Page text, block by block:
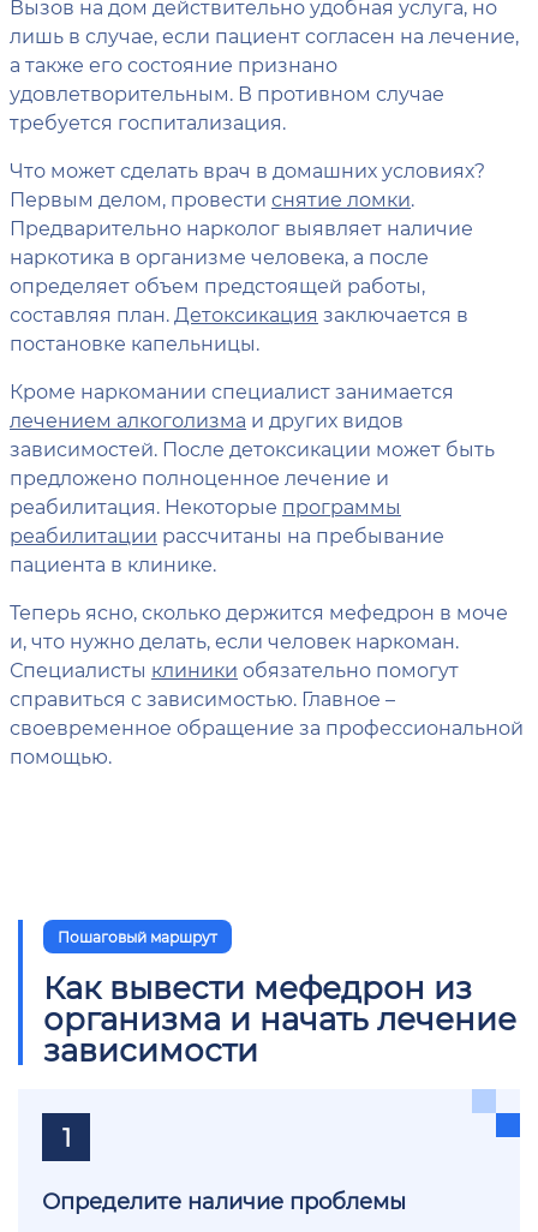
Вызов на дом действительно удобная услуга, но
лишь в случае, если пациент согласен на лечение,
а также его состояние признано
удовлетворительным. В противном случае
требуется госпитализация.
Что может сделать врач в домашних условиях?
Первым делом, провести снятие ломки.
Предварительно нарколог выявляет наличие
наркотика в организме человека, а после
определяет объем предстоящей работы,
составляя план.Детоксикация заключается в
постановке капельницы.
Кроме наркомании специалист занимается
лечением алкоголизма и других видов
зависимостей. После детоксикации может быть
предложено полноценное лечение и
реабилитация. Некоторые программы
реабилитации рассчитаны на пребывание
пациента в клинике.
Теперь ясно, сколько держится мефедрон в моче
и, что нужно делать, если человек наркоман.
Специалисты клиники обязательно помогут
справиться с зависимостью. Главное –
своевременное обращение за профессиональной
помощью.
Пошаговый маршрут
Как вывести мефедрон из
организма и начать лечение
зависимости
1
Определите наличие проблемы